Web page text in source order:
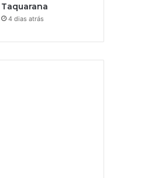
Taquarana
4 dias atrás